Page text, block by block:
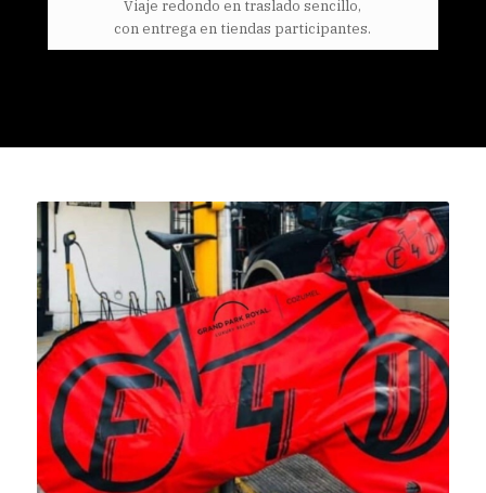
Viaje redondo en traslado sencillo,
con entrega en tiendas participantes.